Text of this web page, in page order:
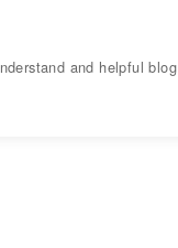
and helpful blog